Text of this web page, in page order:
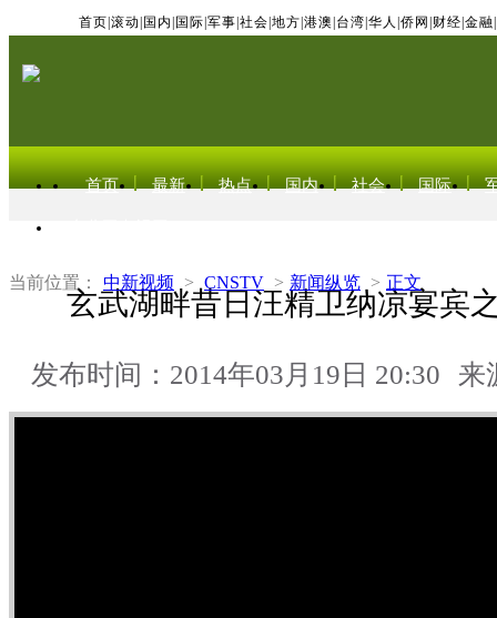
首页 滚动 国内 国际 军事 社会 地方 港澳 台湾 华人 侨网 财经 金融
首页 最新 热点 国内 社会 国际
当前位置： 中新视频 > CNSTV > 新闻纵览 > 正文
玄武湖畔昔日汪精卫纳凉宴宾
发布时间：2014年03月19日 20:30 来